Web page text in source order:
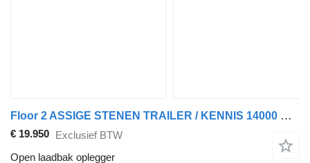
Floor 2 ASSIGE STENEN TRAILER / KENNIS 14000 R / KEURING 2027 / TUV 20
€ 19.950 Exclusief BTW
Open laadbak oplegger